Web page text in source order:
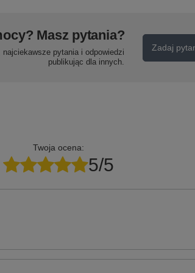
Masz pytania?
pytania i odpowiedzi
publikując dla innych.
Zadaj
Twoja ocena:
5/5